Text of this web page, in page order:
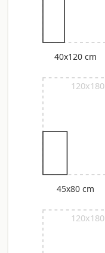
40x120 cm
120x180
45x80 cm
120x180